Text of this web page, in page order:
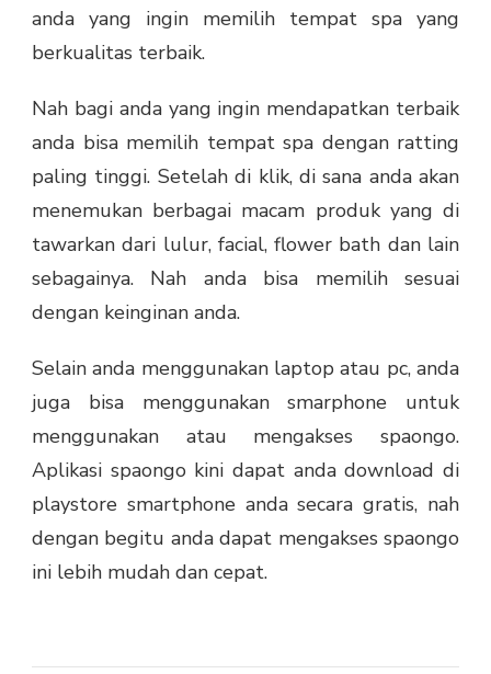
anda yang ingin memilih tempat spa yang
berkualitas terbaik.
Nah bagi anda yang ingin mendapatkan terbaik
anda bisa memilih tempat spa dengan ratting
paling tinggi. Setelah di klik, di sana anda akan
menemukan berbagai macam produk yang di
tawarkan dari lulur, facial, flower bath dan lain
sebagainya. Nah anda bisa memilih sesuai
dengan keinginan anda.
Selain anda menggunakan laptop atau pc, anda
juga bisa menggunakan smarphone untuk
menggunakan atau mengakses spaongo.
Aplikasi spaongo kini dapat anda download di
playstore smartphone anda secara gratis, nah
dengan begitu anda dapat mengakses spaongo
ini lebih mudah dan cepat.